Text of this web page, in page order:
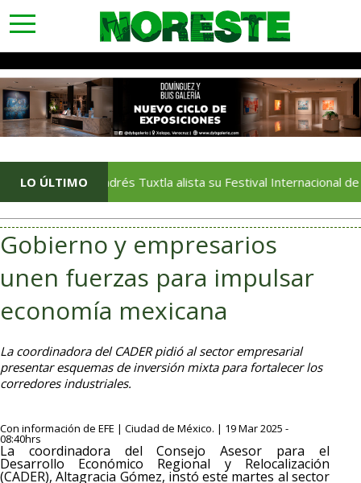
toggle
navigation
LO ÚLTIMO
San Andrés Tuxtla alista su Festival Internacional de Globos
Gobierno y empresarios
unen fuerzas para impulsar
economía mexicana
La coordinadora del CADER pidió al sector empresarial
presentar esquemas de inversión mixta para fortalecer los
corredores industriales.
Con información de EFE | Ciudad de México. | 19 Mar 2025 -
08:40hrs
La coordinadora del Consejo Asesor para el
Desarrollo Económico Regional y Relocalización
(CADER), Altagracia Gómez, instó este martes al sector